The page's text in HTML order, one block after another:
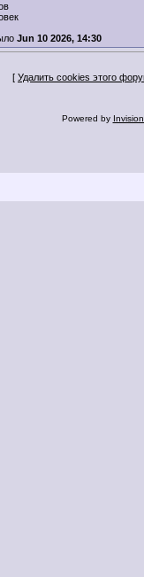
Jun 10 2026, 14:30
[ Удалить cookies этого
Powered by